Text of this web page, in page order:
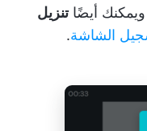
ويمكنك أيضًاتنزيل
الشاشة.